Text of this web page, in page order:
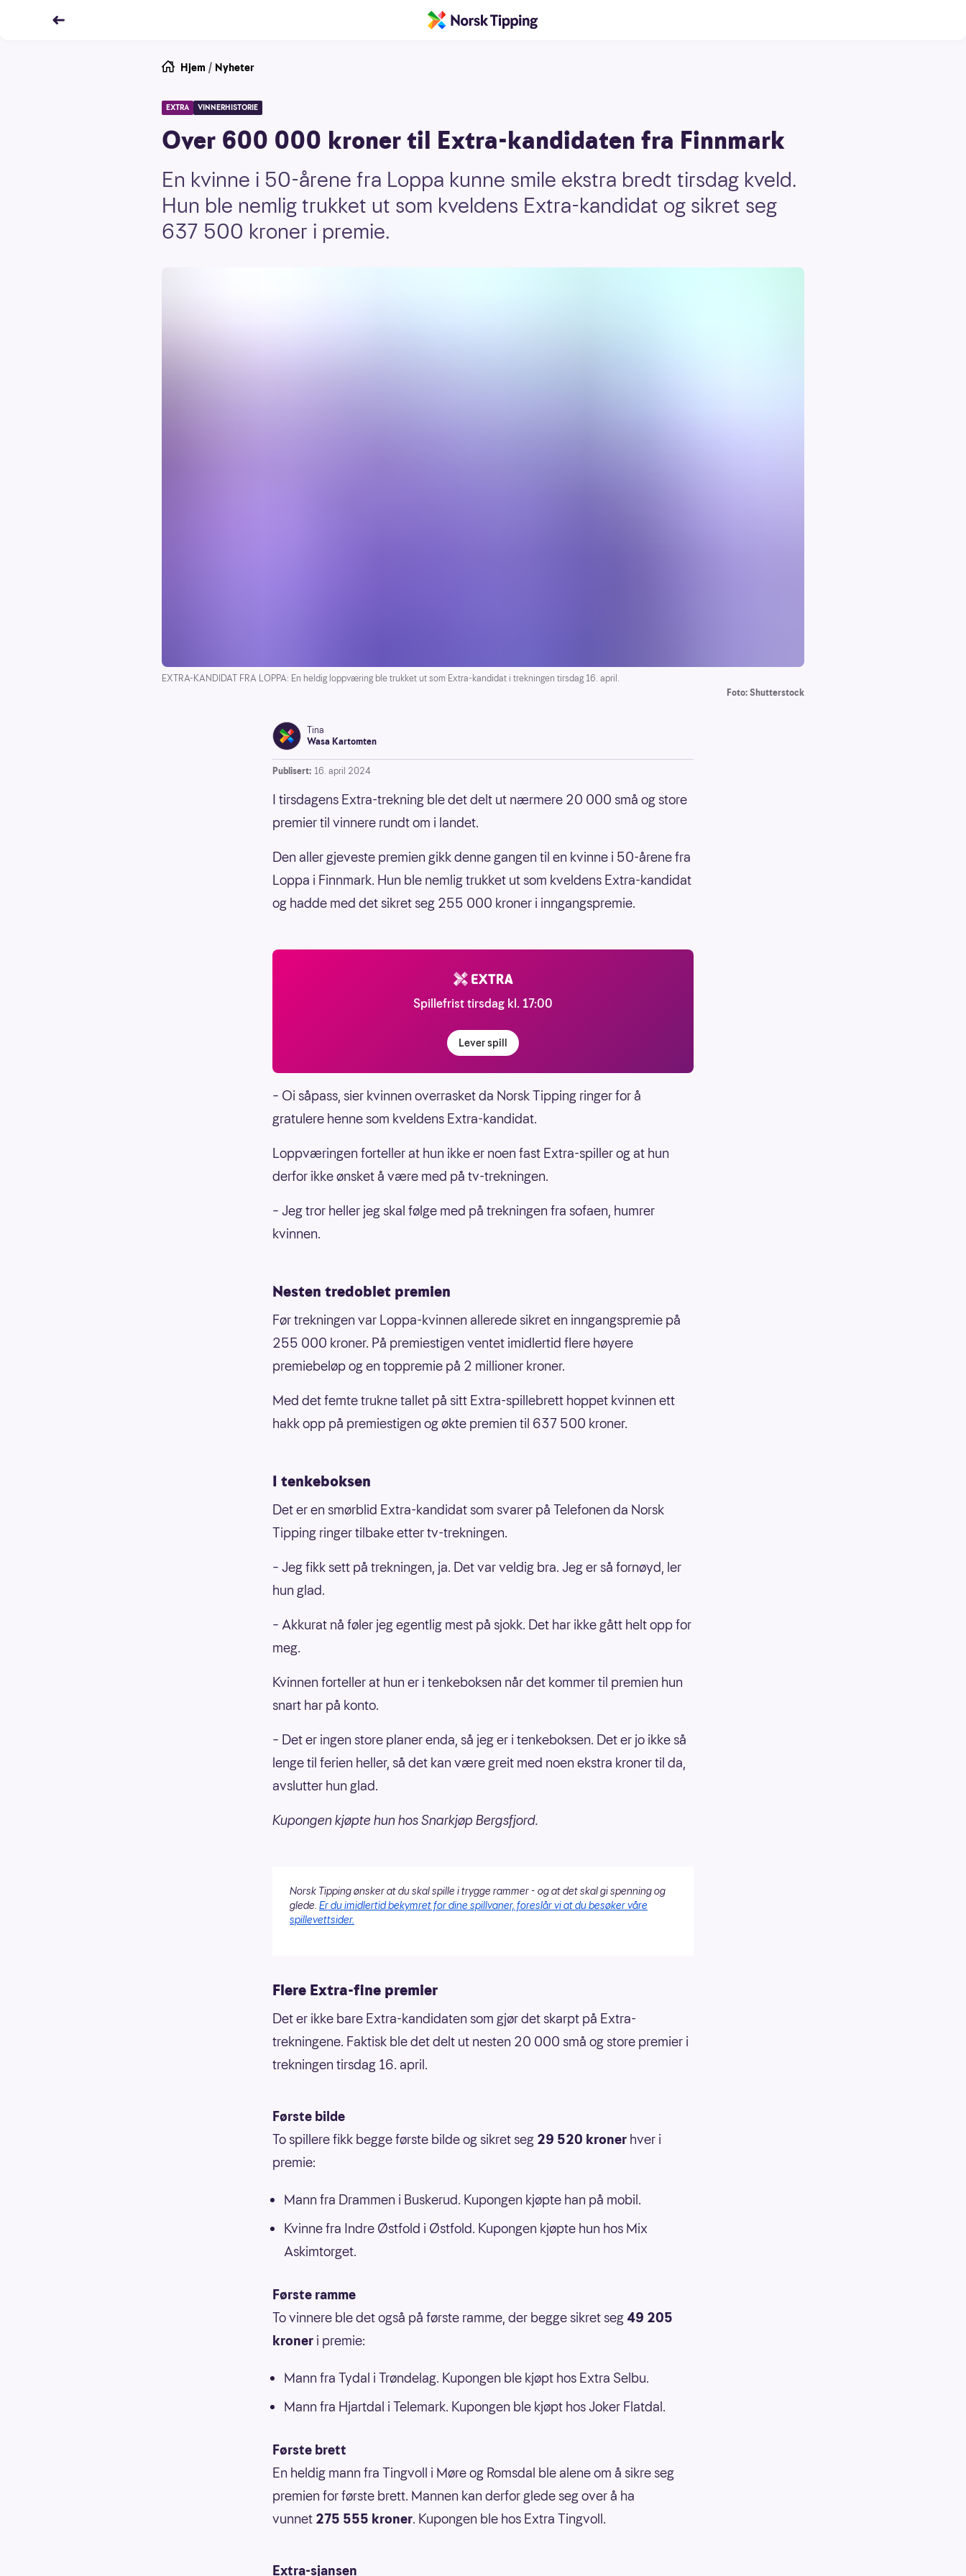
Hjem / Nyheter
EXTRA VINNERHISTORIE
Over 600 000 kroner til Extra-kandidaten fra Finnmark
En kvinne i 50-årene fra Loppa kunne smile ekstra bredt tirsdag kveld.
Hun ble nemlig trukket ut som kveldens Extra-kandidat og sikret seg
637 500 kroner i premie.
EXTRA-KANDIDAT FRA LOPPA: En heldig loppværing ble trukket ut som Extra-kandidat i trekningen tirsdag 16. april.
Foto: Shutterstock
Tina
Wasa Kartomten
Publisert: 16. april 2024
I tirsdagens Extra-trekning ble det delt ut nærmere 20 000 små og store
premier til vinnere rundt om i landet.
Den aller gjeveste premien gikk denne gangen til en kvinne i 50-årene fra
Loppa i Finnmark. Hun ble nemlig trukket ut som kveldens Extra-kandidat
og hadde med det sikret seg 255 000 kroner i inngangspremie.
Spillefrist tirsdag kl. 17:00
Lever spill
– Oi såpass, sier kvinnen overrasket da Norsk Tipping ringer for å
gratulere henne som kveldens Extra-kandidat.
Loppværingen forteller at hun ikke er noen fast Extra-spiller og at hun
derfor ikke ønsket å være med på tv-trekningen.
– Jeg tror heller jeg skal følge med på trekningen fra sofaen, humrer
kvinnen.
Nesten tredoblet premien
Før trekningen var Loppa-kvinnen allerede sikret en inngangspremie på
255 000 kroner. På premiestigen ventet imidlertid flere høyere
premiebeløp og en toppremie på 2 millioner kroner.
Med det femte trukne tallet på sitt Extra-spillebrett hoppet kvinnen ett
hakk opp på premiestigen og økte premien til 637 500 kroner.
I tenkeboksen
Det er en smørblid Extra-kandidat som svarer på Telefonen da Norsk
Tipping ringer tilbake etter tv-trekningen.
– Jeg fikk sett på trekningen, ja. Det var veldig bra. Jeg er så fornøyd, ler
hun glad.
– Akkurat nå føler jeg egentlig mest på sjokk. Det har ikke gått helt opp for
meg.
Kvinnen forteller at hun er i tenkeboksen når det kommer til premien hun
snart har på konto.
– Det er ingen store planer enda, så jeg er i tenkeboksen. Det er jo ikke så
lenge til ferien heller, så det kan være greit med noen ekstra kroner til da,
avslutter hun glad.
Kupongen kjøpte hun hos Snarkjøp Bergsfjord.
Norsk Tipping ønsker at du skal spille i trygge rammer - og at det skal gi spenning og
glede. Er du imidlertid bekymret for dine spillvaner, foreslår vi at du besøker våre
spillevettsider.
Flere Extra-fine premier
Det er ikke bare Extra-kandidaten som gjør det skarpt på Extra-
trekningene. Faktisk ble det delt ut nesten 20 000 små og store premier i
trekningen tirsdag 16. april.
Første bilde
To spillere fikk begge første bilde og sikret seg 29 520 kroner hver i
premie:
Mann fra Drammen i Buskerud. Kupongen kjøpte han på mobil.
Kvinne fra Indre Østfold i Østfold. Kupongen kjøpte hun hos Mix
Askimtorget.
Første ramme
To vinnere ble det også på første ramme, der begge sikret seg 49 205
kroner i premie:
Mann fra Tydal i Trøndelag. Kupongen ble kjøpt hos Extra Selbu.
Mann fra Hjartdal i Telemark. Kupongen ble kjøpt hos Joker Flatdal.
Første brett
En heldig mann fra Tingvoll i Møre og Romsdal ble alene om å sikre seg
premien for første brett. Mannen kan derfor glede seg over å ha
vunnet 275 555 kroner. Kupongen ble hos Extra Tingvoll.
Extra-sjansen